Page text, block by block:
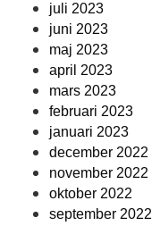
juli 2023
juni 2023
maj 2023
april 2023
mars 2023
februari 2023
januari 2023
december 2022
november 2022
oktober 2022
september 2022